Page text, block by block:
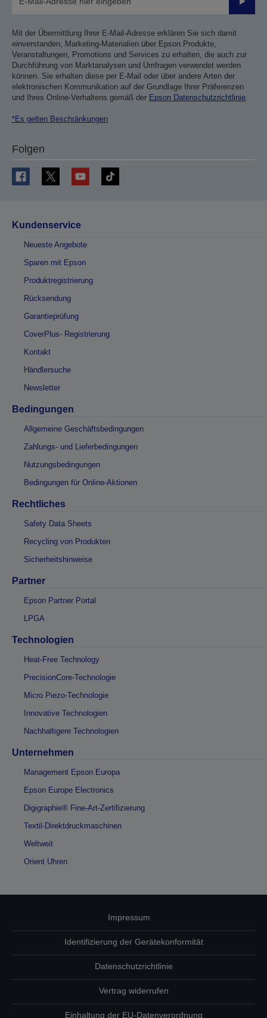
Mit der Übermittlung Ihrer E-Mail-Adresse erklären Sie sich damit
einverstanden, Marketing-Materialien über Epson Produkte,
Veranstaltungen, Promotions und Services zu erhalten, die auch zur
Durchführung von Marktanalysen und Umfragen verwendet werden
können. Sie erhalten diese per E-Mail oder über andere Arten der
elektronischen Kommunikation auf der Grundlage Ihrer Präferenzen
und Ihres Online-Verhaltens gemäß der Epson Datenschutzrichtlinie.
*Es gelten Beschränkungen
Folgen
Kundenservice
Neueste Angebote
Sparen mit Epson
Produktregistrierung
Rücksendung
Garantieprüfung
CoverPlus- Registrierung
Kontakt
Händlersuche
Newsletter
Bedingungen
Allgemeine Geschäftsbedingungen
Zahlungs- und Lieferbedingungen
Nutzungsbedingungen
Bedingungen für Online-Aktionen
Rechtliches
Safety Data Sheets
Recycling von Produkten
Sicherheitshinweise
Partner
Epson Partner Portal
LPGA
Technologien
Heat-Free Technology
PrecisionCore-Technologie
Micro Piezo-Technologie
Innovative Technologien
Nachhaltigere Technologien
Unternehmen
Management Epson Europa
Epson Europe Electronics
Digigraphie® Fine-Art-Zertifizierung
Textil-Direktdruckmaschinen
Weltweit
Orient Uhren
Impressum
Identifizierung der Gerätekonformität
Datenschutzrichtlinie
Vertrag widerrufen
Einhaltung der EU-Datenverordnung